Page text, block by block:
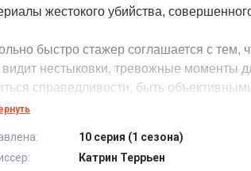
жестокого убийства,
быстро стажер соглашается с тем,
нестыковки, тревожные моменты
справедливости, быть
не ориентироваться на предыдущие
проводит свои исследования,
в том, что некоторые
10 серия (1 сезона)
Катрин Террьен